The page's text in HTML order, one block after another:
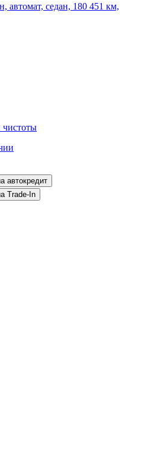
автомат, седан, 180 451 км,
чистоты
на автокредит
на Trade-In